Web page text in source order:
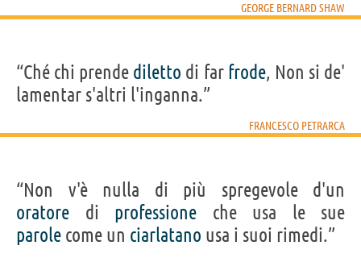
GEORGE BERNARD SHAW
“Ché chi prende diletto di far frode, Non si de'
lamentar s'altri l'inganna.”
FRANCESCO PETRARCA
“Non v'è nulla di più spregevole d'un
oratore di professione che usa le sue
parole come un ciarlatano usa i suoi rimedi.”